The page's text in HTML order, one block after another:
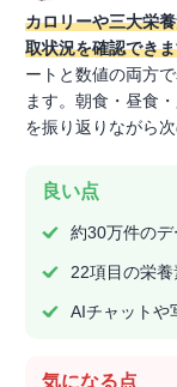
カロリーや三大栄
取状況を確認でき
ートと数値の両方
ます。朝食・昼食
を振り返りながら
良い点
約30万件の
22項目の栄
AIチャットや
気になる点